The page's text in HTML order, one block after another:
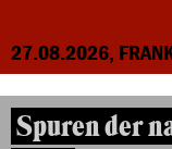
27.08.2026,
Spuren der